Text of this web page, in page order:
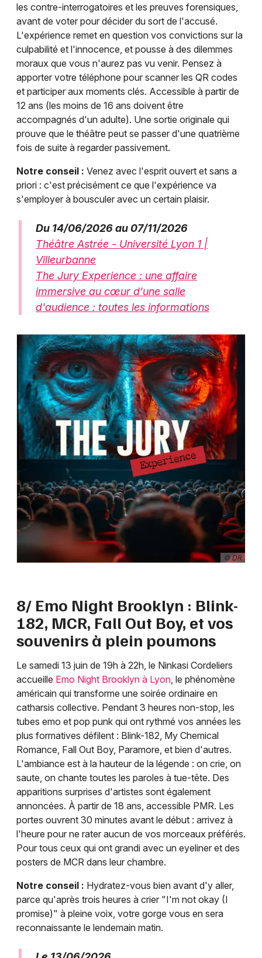
les contre-interrogatoires et les preuves forensiques,
avant de voter pour décider du sort de l'accusé.
L'expérience remet en question vos convictions sur la
culpabilité et l'innocence, et pousse à des dilemmes
moraux que vous n'aurez pas vu venir. Pensez à
apporter votre téléphone pour scanner les QR codes
et participer aux moments clés. Accessible à partir de
12 ans (les moins de 16 ans doivent être
accompagnés d'un adulte). Une sortie originale qui
prouve que le théâtre peut se passer d'une quatrième
fois de suite à regarder passivement.
Notre conseil : Venez avec l'esprit ouvert et sans a
priori : c'est précisément ce que l'expérience va
s'employer à bousculer avec un certain plaisir.
Du 14/06/2026 au 07/11/2026
Théâtre Astrée - Université Lyon 1 |
Villeurbanne
The Jury Experience : une affaire
immersive au cœur d'une salle
d'audience : toutes les informations
© DR
8/ Emo Night Brooklyn : Blink-
182, MCR, Fall Out Boy, et vos
souvenirs à plein poumons
Le samedi 13 juin de 19h à 22h, le Ninkasi Cordeliers
accueille Emo Night Brooklyn à Lyon , le phénomène
américain qui transforme une soirée ordinaire en
catharsis collective. Pendant 3 heures non-stop, les
tubes emo et pop punk qui ont rythmé vos années les
plus formatives défilent : Blink-182, My Chemical
Romance, Fall Out Boy, Paramore, et bien d'autres.
L'ambiance est à la hauteur de la légende : on crie, on
saute, on chante toutes les paroles à tue-tête. Des
apparitions surprises d'artistes sont également
annoncées. À partir de 18 ans, accessible PMR. Les
portes ouvrent 30 minutes avant le début : arrivez à
l'heure pour ne rater aucun de vos morceaux préférés.
Pour tous ceux qui ont grandi avec un eyeliner et des
posters de MCR dans leur chambre.
Notre conseil : Hydratez-vous bien avant d'y aller,
parce qu'après trois heures à crier "I'm not okay (I
promise)" à pleine voix, votre gorge vous en sera
reconnaissante le lendemain matin.